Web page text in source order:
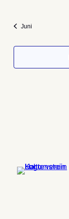
Juni